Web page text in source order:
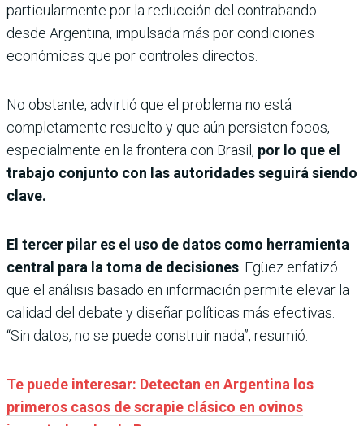
particularmente por la reducción del contrabando
desde Argentina, impulsada más por condiciones
económicas que por controles directos.
No obstante, advirtió que el problema no está
completamente resuelto y que aún persisten focos,
especialmente en la frontera con Brasil, por lo que el
trabajo conjunto con las autoridades seguirá siendo
clave.
El tercer pilar es el uso de datos como herramienta
central para la toma de decisiones . Egüez enfatizó
que el análisis basado en información permite elevar la
calidad del debate y diseñar políticas más efectivas.
“Sin datos, no se puede construir nada”, resumió.
Te puede interesar: Detectan en Argentina los
primeros casos de scrapie clásico en ovinos